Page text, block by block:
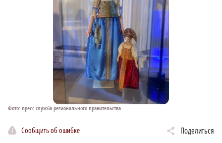
Фото: пресс-служба регионального правительства
Сообщить об ошибке Поделиться